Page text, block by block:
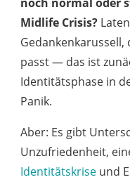
Midlife Crisis?
passt — das ist
Identitätsphase in
Panik.
Aber: Es gibt
Unzufriedenheit,
Identitätskrise und